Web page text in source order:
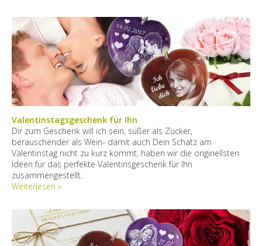
Valentinstagsgeschenk für Ihn
Dir zum Geschenk will ich sein, süßer als Zucker,
berauschender als Wein- damit auch Dein Schatz am
Valentinstag nicht zu kurz kommt, haben wir die originellsten
Ideen für das perfekte Valentinsgeschenk für Ihn
zusammengestellt.
Weiterlesen »